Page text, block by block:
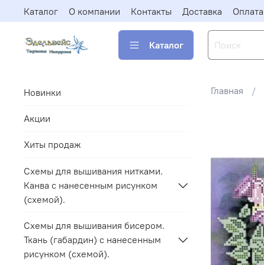
Каталог О компании Контакты Доставка Оплата
Каталог
Главная
Новинки
Акции
Хиты продаж
Схемы для вышивания нитками.
Канва с нанесенным рисунком
(схемой).
Схемы для вышивания бисером.
Ткань (габардин) с нанесенным
рисунком (схемой).